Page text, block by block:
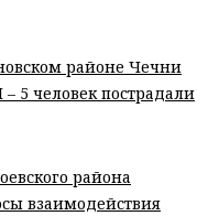
районе Чечни
5 человек пострадали
района
взаимодействия